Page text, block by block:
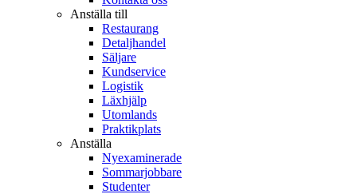
Anställa till
Restaurang
Detaljhandel
Säljare
Kundservice
Logistik
Läxhjälp
Utomlands
Praktikplats
Anställa
Nyexaminerade
Sommarjobbare
Studenter